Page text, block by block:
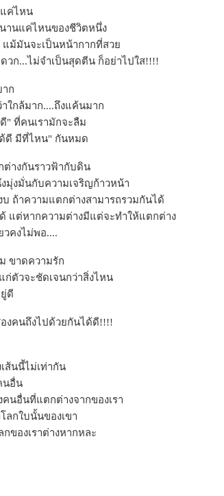
ค่ไหน
านแค่ไหนของชีวิตหนึ่ง
แม้มันจะเป็นหน้ากากที่สว
วก...ไม่จำเป็นสุดตีน ก็อย่าไปใส!!!!
าก
ใกล้มาก....ถึงแค้นมาก
" ที่คนเรามักจะลืม
ด้ดี มีที่ไหน" กันหมด
ต่างกันราวฟ้ากับดิน
มุ่งมั่นกับความเจริญก้าวหน้า
ถ้าความแตกต่างสามารถรวมกันได้
แต่หากความต่างมีแต่จะทำให้แตกต่าง
วคงไม่พอ....
ขาดความรัก
ก่ตัวจะชัดเจนกว่าสิ่งไหน
ดี
งคนถึงไปด้วยกันได้ดี!!!!
ส้นนี้ไม่เท่ากัน
นอื่น
นอื่นที่แตกต่างจากของเรา
ลกใบนั้นของเขา
ของเราต่างหากหละ